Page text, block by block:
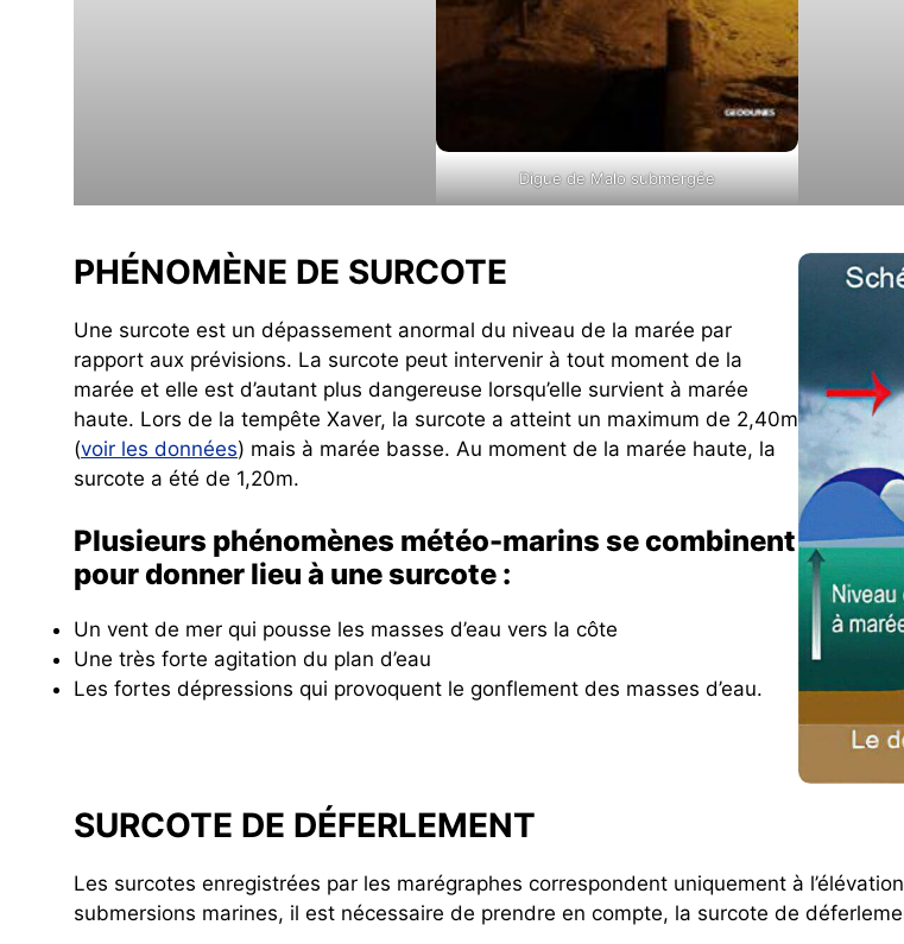
Digue de Malo submergée
PHÉNOMÈNE DE SURCOTE
Une surcote est un dépassement anormal du niveau de la marée par
rapport aux prévisions. La surcote peut intervenir à tout moment de la
marée et elle est d’autant plus dangereuse lorsqu’elle survient à marée
haute. Lors de la tempête Xaver, la surcote a atteint un maximum de 2,40m
(voir les données) mais à marée basse. Au moment de la marée haute, la
surcote a été de 1,20m.
Plusieurs phénomènes météo-marins se combinent
pour donner lieu à une surcote :
Un vent de mer qui pousse les masses d’eau vers la côte
Une très forte agitation du plan d’eau
Les fortes dépressions qui provoquent le gonflement des masses d’eau.
SURCOTE DE DÉFERLEMENT
Les surcotes enregistrées par les marégraphes correspondent uniquement à
submersions marines, il est nécessaire de prendre en compte, la surcote de